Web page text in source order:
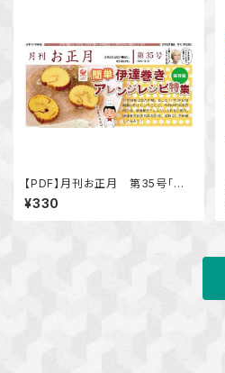
【PDF】月刊お正月 第35号「伊
達巻きアレンジレシピ特集」
¥330